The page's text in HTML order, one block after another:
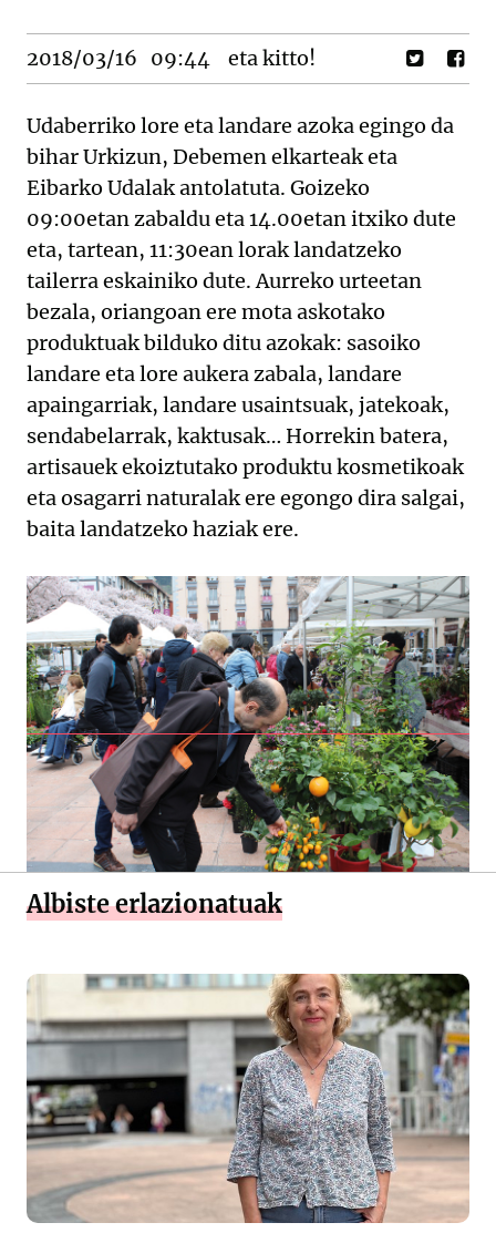
2018/03/16 09:44 eta kitto!
Udaberriko lore eta landare azoka egingo da
bihar Urkizun, Debemen elkarteak eta
Eibarko Udalak antolatuta. Goizeko
09:00etan zabaldu eta 14.00etan itxiko dute
eta, tartean, 11:30ean lorak landatzeko
tailerra eskainiko dute. Aurreko urteetan
bezala, oriangoan ere mota askotako
produktuak bilduko ditu azokak: sasoiko
landare eta lore aukera zabala, landare
apaingarriak, landare usaintsuak, jatekoak,
sendabelarrak, kaktusak… Horrekin batera,
artisauek ekoiztutako produktu kosmetikoak
eta osagarri naturalak ere egongo dira salgai,
baita landatzeko haziak ere.
Albiste erlazionatuak